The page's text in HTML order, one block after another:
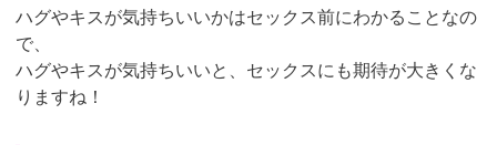
ハグやキスが気持ちいいかはセックス前にわかることなの
で、
ハグやキスが気持ちいいと、セックスにも期待が大きくな
りますね！